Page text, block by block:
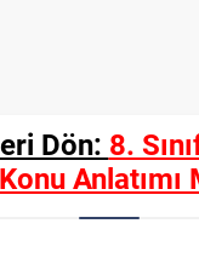
Dön: 8.